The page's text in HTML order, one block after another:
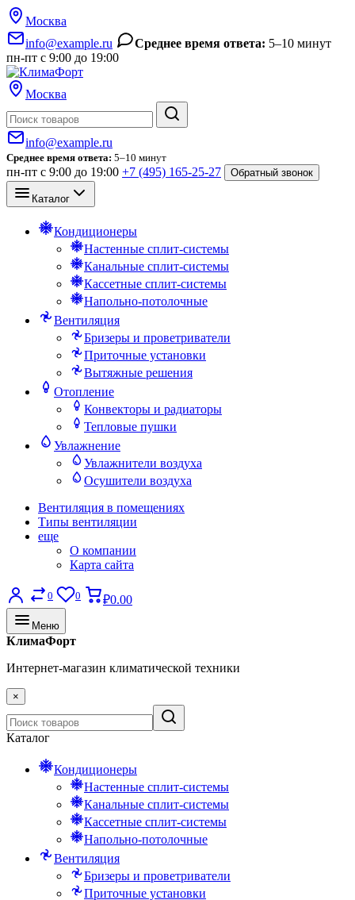
Москва
info@example.ru
Среднее время ответа: 5–10 минут
пн-пт с 9:00 до 19:00
Москва
info@example.ru
Среднее время ответа: 5–10 минут
пн-пт с 9:00 до 19:00 +7 (495) 165-25-27 Обратный звонок
Каталог
Кондиционеры
Настенные сплит-системы
Канальные сплит-системы
Кассетные сплит-системы
Напольно-потолочные
Вентиляция
Бризеры и проветриватели
Приточные установки
Вытяжные решения
Отопление
Конвекторы и радиаторы
Тепловые пушки
Увлажнение
Увлажнители воздуха
Осушители воздуха
Вентиляция в помещениях
Типы вентиляции
еще
О компании
Карта сайта
0 0 ₽0.00
Меню
КлимаФорт
Интернет-магазин климатической техники
×
Каталог
Кондиционеры
Настенные сплит-системы
Канальные сплит-системы
Кассетные сплит-системы
Напольно-потолочные
Вентиляция
Бризеры и проветриватели
Приточные установки